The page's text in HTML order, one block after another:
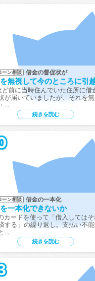
ーン相談 借金の督促状が
無視して今のところに引
ど前に当時住んでいた住所に借
が届いていましたが、それを無
…
続きを読む
ーン相談 借金の一本化
一本化できないか
カードを使って「借入しては
する」の繰り返し。支払い不能
…
続きを読む